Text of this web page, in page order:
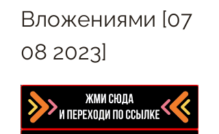
Вложениями [07
08 2023]